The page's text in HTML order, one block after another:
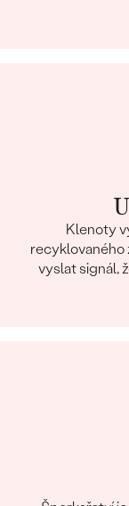
Klenoty
recyklovaného
vyslat signál,